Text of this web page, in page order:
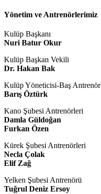
Yönetim ve Antrenörlerimiz
Kulüp Başkanı
Nuri Batur Okur
Kulüp Başkan Vekili
Dr. Hakan Bak
Kulüp Yöneticisi-Baş Antrenör
Barış Öztürk
Kano Şubesi Antrenörleri
Damla Güldoğan
Furkan Özen
Kürek Şubesi Antrenörleri
Necla Çolak
Elif Zağ
Yelken Şubesi Antrenörü
Tuğrul Deniz Ersoy